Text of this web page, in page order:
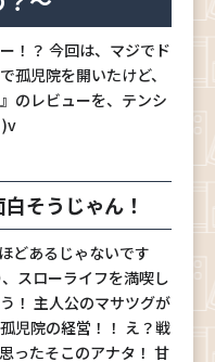
！？ 今回は、マジでド
孤児院を開いたけど、
のレビューを、テンシ
そうじゃん！
どあるじゃないです
スローライフを満喫し
！ 主人公のマサツグが
児院の経営！！ え？戦
ったそこのアナタ！ 甘